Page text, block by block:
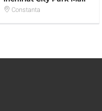
Constanta